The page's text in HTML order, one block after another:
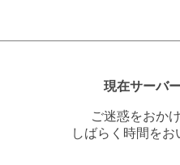
現在サーバ
ご迷惑をおか
しばらく時間を